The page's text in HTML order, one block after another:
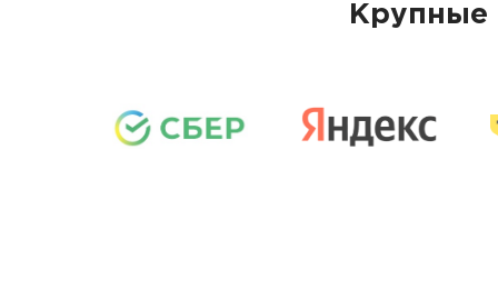
Крупные